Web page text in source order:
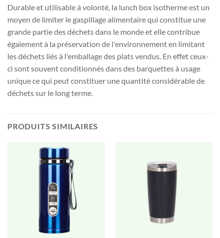
Durable et utilisable à volonté, la lunch box isotherme est un
moyen de limiter le gaspillage alimentaire qui constitue une
grande partie des déchets dans le monde et elle contribue
également à la préservation de l'environnement en limitant
les déchets liés à l'emballage des plats vendus. En effet ceux-
ci sont souvent conditionnés dans des barquettes à usage
unique ce qui peut constituer une quantité considérable de
déchets sur le long terme.
PRODUITS SIMILAIRES